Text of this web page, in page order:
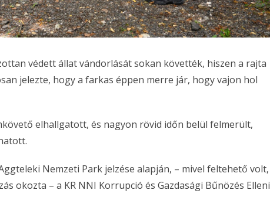
védett állat vándorlását sokan követték, hiszen a rajta
jelezte, hogy a farkas éppen merre jár, hogy vajon hol
elhallgatott, és nagyon rövid időn belül felmerült,
Nemzeti Park jelzése alapján, – mivel feltehető volt,
okozta – a KR NNI Korrupció és Gazdasági Bűnözés Elleni